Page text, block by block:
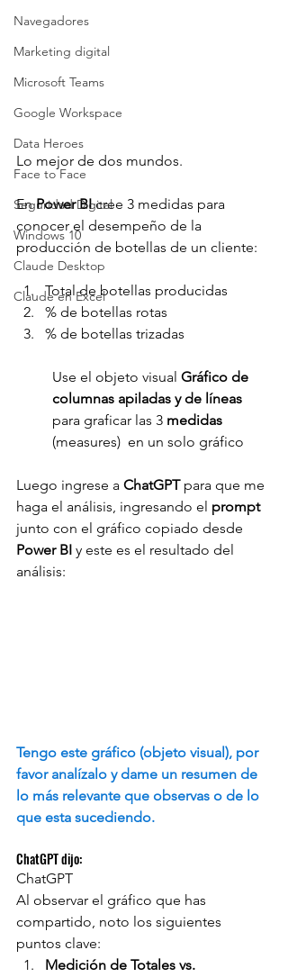
Navegadores
Marketing digital
Microsoft Teams
Google Workspace
Data Heroes
Face to Face
Seguridad Digital
Windows 10
Claude Desktop
Claude en Excel
Lo mejor de dos mundos.
En Power BI cree 3 medidas para
conocer el desempeño de la
producción de botellas de un cliente:
Total de botellas producidas
% de botellas rotas
% de botellas trizadas
Use el objeto visual Gráfico de
columnas apiladas y de líneas
para graficar las 3 medidas
(measures)  en un solo gráfico
Luego ingrese a ChatGPT para que me
haga el análisis, ingresando el prompt
junto con el gráfico copiado desde
Power BI y este es el resultado del
análisis:
Tengo este gráfico (objeto visual), por
favor analízalo y dame un resumen de
lo más relevante que observas o de lo
que esta sucediendo.
ChatGPT dijo:
ChatGPT
Al observar el gráfico que has
compartido, noto los siguientes
puntos clave:
Medición de Totales vs.